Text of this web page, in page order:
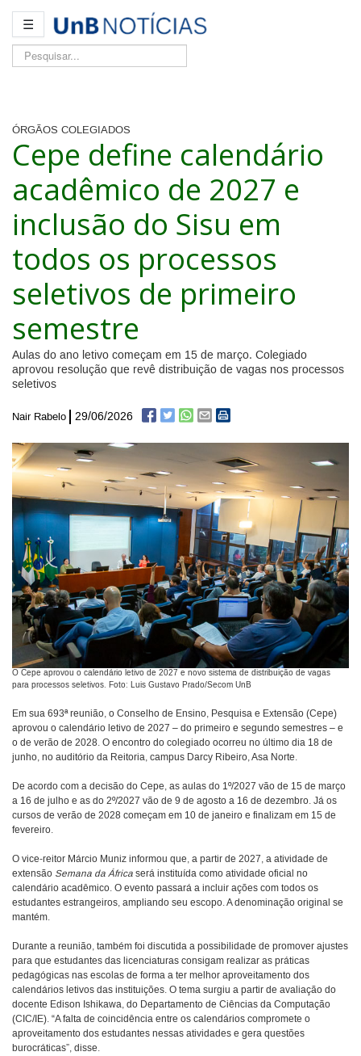
☰
Pesquisar...
ÓRGÃOS COLEGIADOS
Cepe define calendário
acadêmico de 2027 e
inclusão do Sisu em
todos os processos
seletivos de primeiro
semestre
Aulas do ano letivo começam em 15 de março. Colegiado
aprovou resolução que revê distribuição de vagas nos processos
seletivos
Nair Rabelo 29/06/2026
O Cepe aprovou o calendário letivo de 2027 e novo sistema de distribuição de vagas
para processos seletivos. Foto: Luis Gustavo Prado/Secom UnB
Em sua 693ª reunião, o Conselho de Ensino, Pesquisa e Extensão (Cepe)
aprovou o calendário letivo de 2027 – do primeiro e segundo semestres – e
o de verão de 2028. O encontro do colegiado ocorreu no último dia 18 de
junho, no auditório da Reitoria, campus Darcy Ribeiro, Asa Norte.
De acordo com a decisão do Cepe, as aulas do 1º/2027 vão de 15 de março
a 16 de julho e as do 2º/2027 vão de 9 de agosto a 16 de dezembro. Já os
cursos de verão de 2028 começam em 10 de janeiro e finalizam em 15 de
fevereiro.
O vice-reitor Márcio Muniz informou que, a partir de 2027, a atividade de
extensão Semana da África será instituída como atividade oficial no
calendário acadêmico. O evento passará a incluir ações com todos os
estudantes estrangeiros, ampliando seu escopo. A denominação original se
mantém.
Durante a reunião, também foi discutida a possibilidade de promover ajustes
para que estudantes das licenciaturas consigam realizar as práticas
pedagógicas nas escolas de forma a ter melhor aproveitamento dos
calendários letivos das instituições. O tema surgiu a partir de avaliação do
docente Edison Ishikawa, do Departamento de Ciências da Computação
(CIC/IE). “A falta de coincidência entre os calendários compromete o
aproveitamento dos estudantes nessas atividades e gera questões
burocráticas”, disse.